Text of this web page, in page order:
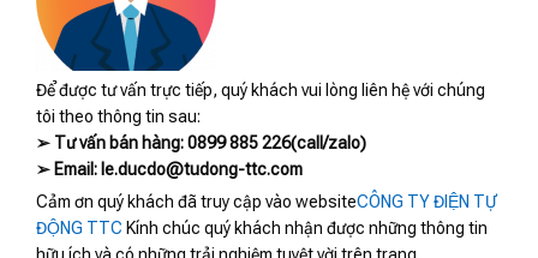
Để được tư vấn trực tiếp, quý khách vui lòng liên hệ với chúng
tôi theo thông tin sau:
➢ Tư vấn bán hàng: 0899 885 226(call/zalo)
➢ Email: le.ducdo@tudong-ttc.com
Cảm ơn quý khách đã truy cập vào websiteCÔNG TY ĐIỆN TỰ
ĐỘNG TTC Kính chúc quý khách nhận được những thông tin